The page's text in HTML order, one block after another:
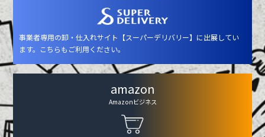
事業者専用の卸・仕入れサイト【スーパーデリバリー】に出展してい
ます。こちらもご利用ください。
amazon
Amazonビジネス